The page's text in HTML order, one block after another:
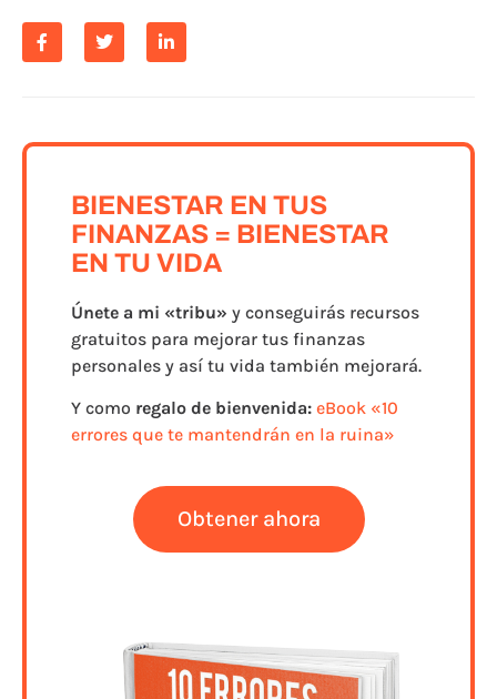
BIENESTAR EN TUS
FINANZAS = BIENESTAR
EN TU VIDA
Únete a mi «tribu» y conseguirás recursos
gratuitos para mejorar tus finanzas
personales y así tu vida también mejorará.
Y como regalo de bienvenida: eBook «10
errores que te mantendrán en la ruina»
Obtener ahora